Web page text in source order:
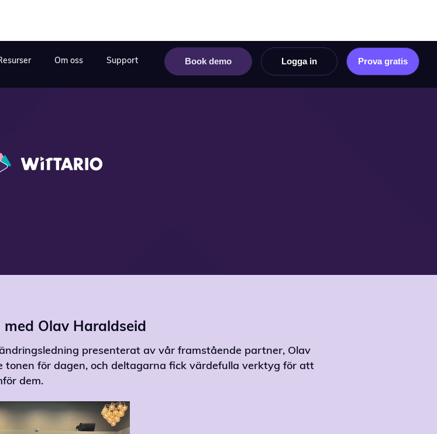
Om oss Support Book demo Logga in Prova gratis
Olav Haraldseid
presenterat av vår framstående partner, Olav
tonen för dagen, och deltagarna fick värdefulla verktyg för att
dem.